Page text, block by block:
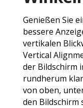
Genießen Sie
bessere
vertikalen
Vertical
der Bildschirm
rundherum
von oben,
den Bildschirm